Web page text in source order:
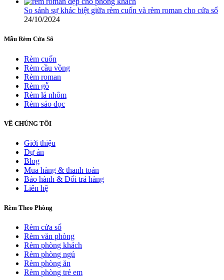
So sánh sự khác biệt giữa rèm cuốn và rèm roman cho cửa sổ
24/10/2024
Mẫu Rèm Cửa Sổ
Rèm cuốn
Rèm cầu vồng
Rèm roman
Rèm gỗ
Rèm lá nhôm
Rèm sáo dọc
VỀ CHÚNG TÔI
Giới thiệu
Dự án
Blog
Mua hàng & thanh toán
Bảo hành & Đổi trả hàng
Liên hệ
Rèm Theo Phòng
Rèm cửa sổ
Rèm văn phòng
Rèm phòng khách
Rèm phòng ngủ
Rèm phòng ăn
Rèm phòng trẻ em